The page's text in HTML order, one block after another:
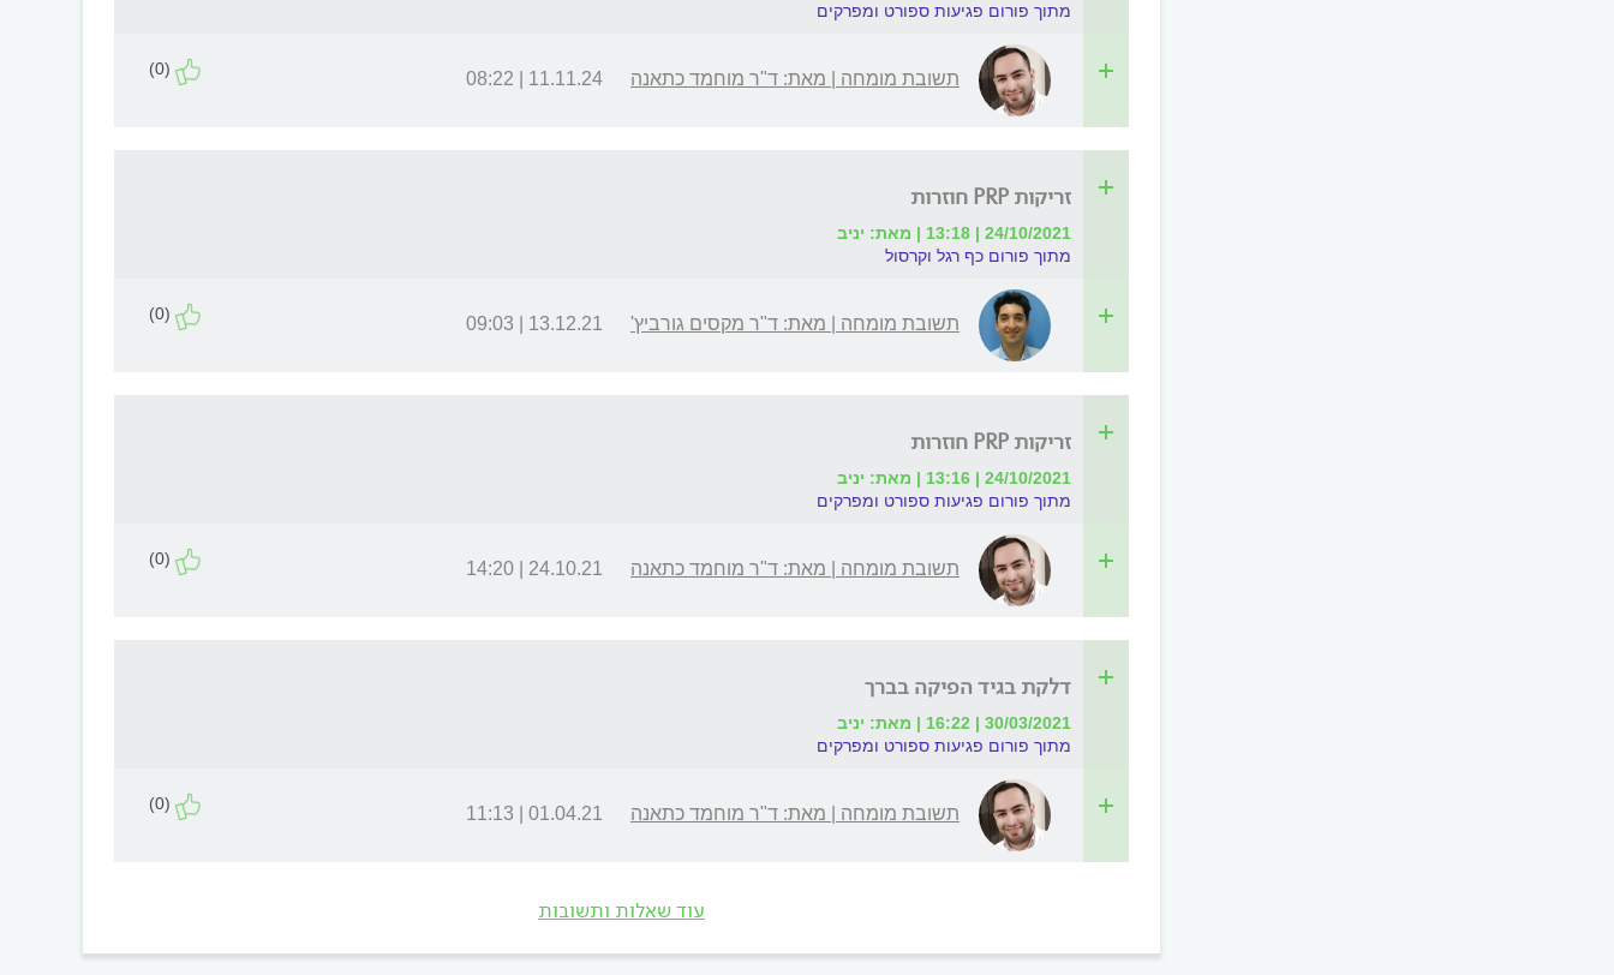
מתוך פורום פגיעות ספורט ומפרקים
תשובת מומחה | מאת: ד"ר מוחמד כתאנה 11.11.24 | 08:22
(0)
זריקות PRP חוזרות
24/10/2021 | 13:18 | מאת: יניב
מתוך פורום כף רגל וקרסול
תשובת מומחה | מאת: ד"ר מקסים גורביץ' 13.12.21 | 09:03
(0)
זריקות PRP חוזרות
24/10/2021 | 13:16 | מאת: יניב
מתוך פורום פגיעות ספורט ומפרקים
תשובת מומחה | מאת: ד"ר מוחמד כתאנה 24.10.21 | 14:20
(0)
דלקת בגיד הפיקה בברך
30/03/2021 | 16:22 | מאת: יניב
מתוך פורום פגיעות ספורט ומפרקים
תשובת מומחה | מאת: ד"ר מוחמד כתאנה 01.04.21 | 11:13
(0)
עוד שאלות ותשובות